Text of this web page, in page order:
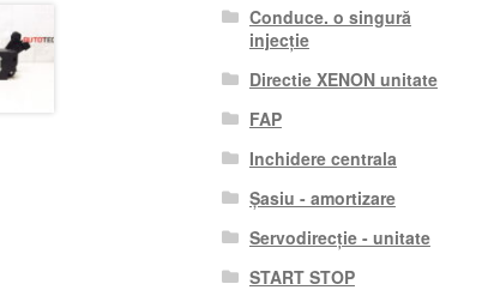
Conduce. o singură
injecție
Directie XENON unitate
FAP
Inchidere centrala
Șasiu - amortizare
Servodirecție - unitate
START STOP